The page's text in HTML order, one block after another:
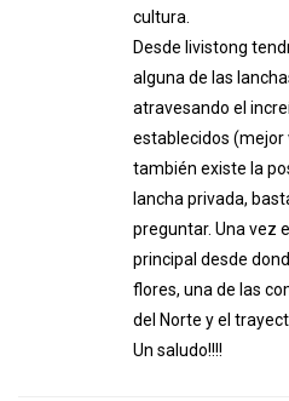
cultura.
Desde livistong
alguna de las
atravesando el
establecidos (mejor
también existe la
lancha privada,
preguntar. Una vez
principal desde
flores, una de las
del Norte y el
Un saludo!!!!